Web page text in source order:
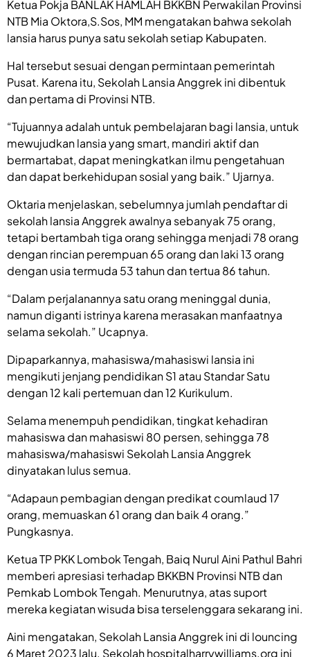
Ketua Pokja BANLAK HAMLAH BKKBN Perwakilan Provinsi
NTB Mia Oktora,S.Sos, MM mengatakan bahwa sekolah
lansia harus punya satu sekolah setiap Kabupaten.
Hal tersebut sesuai dengan permintaan pemerintah
Pusat. Karena itu, Sekolah Lansia Anggrek ini dibentuk
dan pertama di Provinsi NTB.
“Tujuannya adalah untuk pembelajaran bagi lansia, untuk
mewujudkan lansia yang smart, mandiri aktif dan
bermartabat, dapat meningkatkan ilmu pengetahuan
dan dapat berkehidupan sosial yang baik.” Ujarnya.
Oktaria menjelaskan, sebelumnya jumlah pendaftar di
sekolah lansia Anggrek awalnya sebanyak 75 orang,
tetapi bertambah tiga orang sehingga menjadi 78 orang
dengan rincian perempuan 65 orang dan laki 13 orang
dengan usia termuda 53 tahun dan tertua 86 tahun.
“Dalam perjalanannya satu orang meninggal dunia,
namun diganti istrinya karena merasakan manfaatnya
selama sekolah.” Ucapnya.
Dipaparkannya, mahasiswa/mahasiswi lansia ini
mengikuti jenjang pendidikan S1 atau Standar Satu
dengan 12 kali pertemuan dan 12 Kurikulum.
Selama menempuh pendidikan, tingkat kehadiran
mahasiswa dan mahasiswi 80 persen, sehingga 78
mahasiswa/mahasiswi Sekolah Lansia Anggrek
dinyatakan lulus semua.
“Adapaun pembagian dengan predikat coumlaud 17
orang, memuaskan 61 orang dan baik 4 orang.”
Pungkasnya.
Ketua TP PKK Lombok Tengah, Baiq Nurul Aini Pathul Bahri
memberi apresiasi terhadap BKKBN Provinsi NTB dan
Pemkab Lombok Tengah. Menurutnya, atas suport
mereka kegiatan wisuda bisa terselenggara sekarang ini.
Aini mengatakan, Sekolah Lansia Anggrek ini di louncing
6 Maret 2023 lalu. Sekolahhospitalharrywilliams.org ini